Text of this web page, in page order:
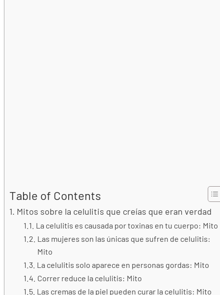
Table of Contents
Mitos sobre la celulitis que creías que eran verdad
La celulitis es causada por toxinas en tu cuerpo: Mito
Las mujeres son las únicas que sufren de celulitis:
Mito
La celulitis solo aparece en personas gordas: Mito
Correr reduce la celulitis: Mito
Las cremas de la piel pueden curar la celulitis: Mito